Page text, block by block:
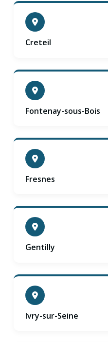
Creteil
Fontenay-sous-Bois
Fresnes
Gentilly
Ivry-sur-Seine